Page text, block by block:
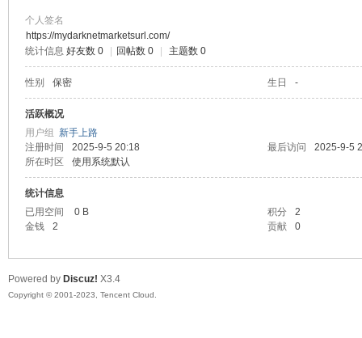
个人签名
https://mydarknetmarketsurl.com/
统计信息 好友数 0 回帖数 0 主题数 0
性别 保密 生日 -
活跃概况
用户组 新手上路
注册时间
2025-9-5 20:18 最后访问
2025-9-5
所在时区
使用系统默认
统计信息
已用空间
0 B 积分
2
金钱
2 贡献 0
Powered by Discuz! X3.4
Copyright © 2001-2023, Tencent Cloud.